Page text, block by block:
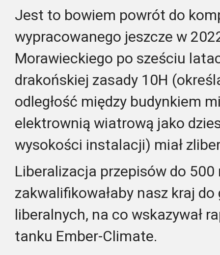
Jest to bowiem powrót do
wypracowanego jeszcze w
Morawieckiego po sześciu
drakońskiej zasady 10H
odległość między budynkiem
elektrownią wiatrową jako
wysokości instalacji) miał
Liberalizacja przepisów do
zakwalifikowałaby nasz kraj
liberalnych, na co wskazywał
tanku Ember-Climate.